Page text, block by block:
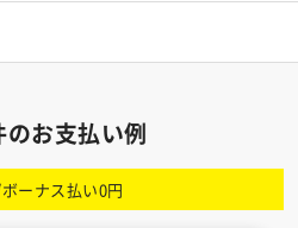
のお支払い例
ーナス払い0円